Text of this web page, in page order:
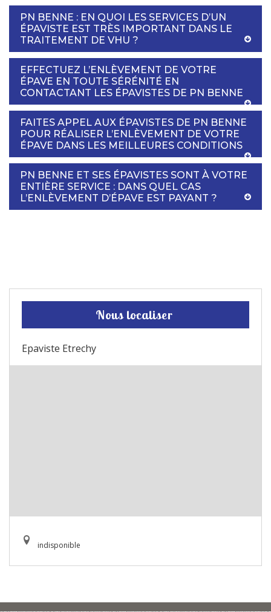
PN BENNE : EN QUOI LES SERVICES D’UN
ÉPAVISTE EST TRÈS IMPORTANT DANS LE
TRAITEMENT DE VHU ?
EFFECTUEZ L’ENLÈVEMENT DE VOTRE
ÉPAVE EN TOUTE SÉRÉNITÉ EN
CONTACTANT LES ÉPAVISTES DE PN BENNE
FAITES APPEL AUX ÉPAVISTES DE PN BENNE
POUR RÉALISER L’ENLÈVEMENT DE VOTRE
ÉPAVE DANS LES MEILLEURES CONDITIONS
PN BENNE ET SES ÉPAVISTES SONT À VOTRE
ENTIÈRE SERVICE : DANS QUEL CAS
L’ENLÈVEMENT D’ÉPAVE EST PAYANT ?
Nous localiser
Epaviste Etrechy
indisponible